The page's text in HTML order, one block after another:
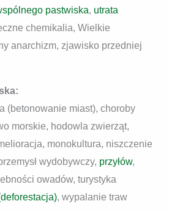
pastwiska, utrata
chemikalia, Wielkie
anarchizm, zjawisko przedniej
(betonowanie miast), choroby
morskie, hodowla zwierząt,
monokultura, niszczenie
wydobywczy, przyłów,
owadów, turystyka
, wypalanie traw